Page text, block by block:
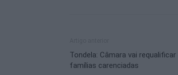
Tondela: Câmara vai
famílias carenciadas